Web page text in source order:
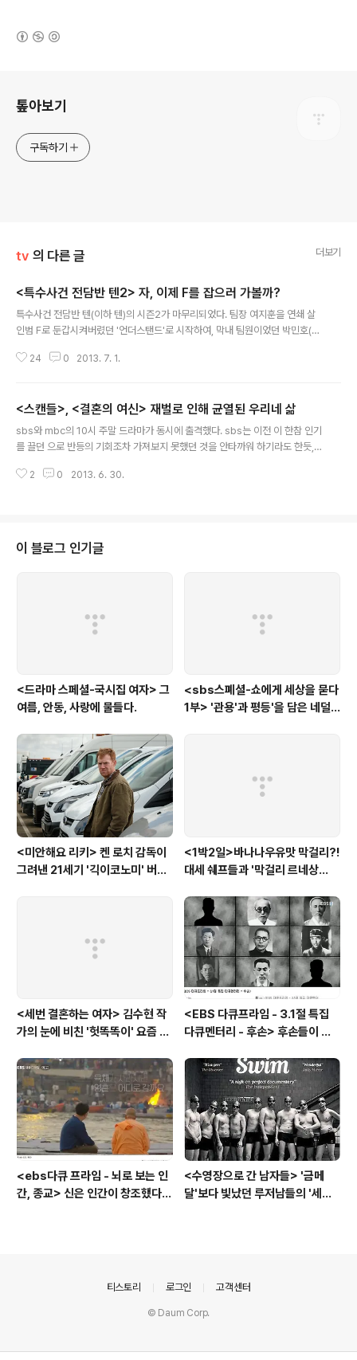
톺아보기
구독하기
tv 의 다른 글 더보기
<특수사건 전담반 텐2> 자, 이제 F를 잡으러 가볼까?
특수사건 전담반 텐(이하 텐)의 시즌2가 마무리되었다. 팀장 여지훈을 연쇄 살
인범 F로 둔갑시켜버렸던 '언더스탠드'로 시작하여, 막내 팀원이었던 박민호(최
다. 그리고 마지막 회, 여지훈(주상욱 분)은 이제 더는 당신들이 쓸모가 없다며
지, 햇수로 8년이 흘렀다. 햇빛 속에 드러난 그의 실루엣을 잡은 카메라는 암시
한다. 그가 바로, F라는 것을, 그리고 아마도 텐팀은 다시 모일 수 밖에 없다는
것을, 투자만 된다면(?), 텐 시리즈는 계속 되리라는 것을. 텐 시즌 ..
24 0 2013. 7. 1.
<스캔들>, <결혼의 여신> 재벌로 인해 균열된 우리네 삶
sbs와 mbc의 10시 주말 드라마가 동시에 출격했다. sbs는 이전 이 한참 인기
를 끌던 으로 반등의 기회조차 가져보지 못했던 것을 안타까워 하기라도 한듯,
그리고 그 의욕을 뒷받침하듯, 남상미와 이상우의 적나라한 러브씬에 이은 베드
위 자리를 선점하던 kbs2의 8시 주말 드라마에게 치욕을 안겨 주었던 의 후광
을 업은 도 만만치 않다. 드라마가 시작하자마자 등장한 형사 하은중(갬재원..
2 0 2013. 6. 30.
이 블로그 인기글
<드라마 스페셜-국시집 여자> 그
여름, 안동, 사랑에 물들다.
<sbs스폐셜-쇼에게 세상을 묻다
1부> '관용'과 평등'을 담은 네덜
<미안해요 리키> 켄 로치 감독이
그려낸 21세기 '긱이코노미' 버전
<1박2일>바나나우유맛 막걸리?!
대세 쉐프들과 '막걸리 르네상
<세번 결혼하는 여자> 김수현 작
가의 눈에 비친 '헛똑똑이' 요즘 여
<EBS 다큐프라임 - 3.1절 특집
다큐멘터리 - 후손> 후손들이 말
고 후손들이 짊어진 삶의 무게
<ebs다큐 프라임 - 뇌로 보는 인
간, 종교> 신은 인간이 창조했다 -
<수영장으로 간 남자들> '금메
달'보다 빛났던 루저남들의 '세라
티스토리 로그인 고객센터
© Daum Corp.